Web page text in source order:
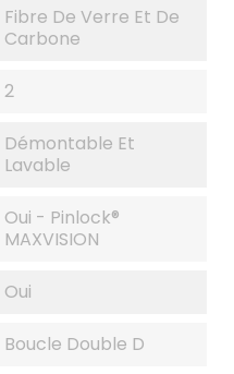
Fibre De Verre Et De
Carbone
2
Démontable Et
Lavable
Oui - Pinlock®
MAXVISION
Oui
Boucle Double D